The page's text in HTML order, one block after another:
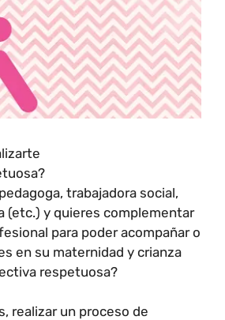
trabajadora social,
(etc.) y quieres complementar
para poder acompañar o
en su maternidad y crianza
respetuosa?
realizar un proceso de